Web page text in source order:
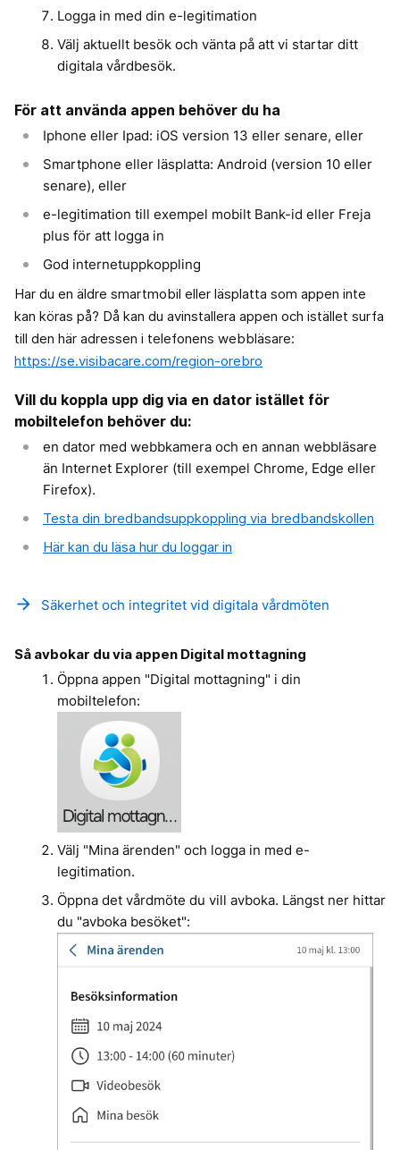
Logga in med din e-legitimation
Välj aktuellt besök och vänta på att vi startar ditt
digitala vårdbesök.
För att använda appen behöver du ha
Iphone eller Ipad: iOS version 13 eller senare, eller
Smartphone eller läsplatta: Android (version 10 eller
senare), eller
e-legitimation till exempel mobilt Bank-id eller Freja
plus för att logga in
God internetuppkoppling
Har du en äldre smartmobil eller läsplatta som appen inte
kan köras på? Då kan du avinstallera appen och istället surfa
till den här adressen i telefonens webbläsare:
https://se.visibacare.com/region-orebro
Vill du koppla upp dig via en dator istället för
mobiltelefon behöver du:
en dator med webbkamera och en annan webbläsare
än Internet Explorer (till exempel Chrome, Edge eller
Firefox).
Testa din bredbandsuppkoppling via bredbandskollen
Här kan du läsa hur du loggar in
arrow_forward Säkerhet och integritet vid digitala vårdmöten
Så avbokar du via appen Digital mottagning
Öppna appen "Digital mottagning" i din
mobiltelefon:
Välj "Mina ärenden" och logga in med e-
legitimation.
Öppna det vårdmöte du vill avboka. Längst ner hittar
du "avboka besöket":